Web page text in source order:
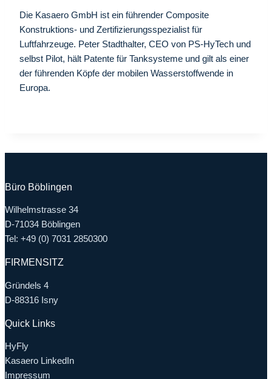
Die Kasaero GmbH ist ein führender Composite
Konstruktions- und Zertifizierungsspezialist für
Luftfahrzeuge. Peter Stadthalter, CEO von PS-HyTech und
selbst Pilot, hält Patente für Tanksysteme und gilt als einer
der führenden Köpfe der mobilen Wasserstoffwende in
Europa.
Büro Böblingen
Wilhelmstrasse 34
D-71034 Böblingen
Tel: +49 (0) 7031 2850300
FIRMENSITZ
Gründels 4
D-88316 Isny
Quick Links
HyFly
Kasaero LinkedIn
Impressum